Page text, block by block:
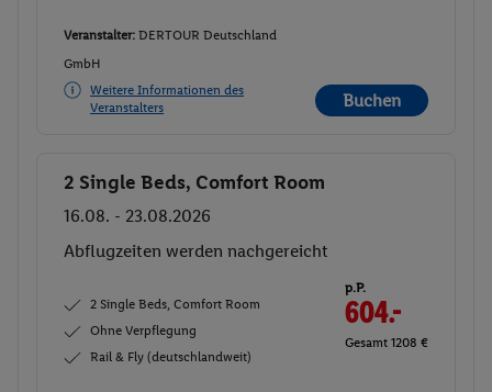
Veranstalter: DERTOUR Deutschland
GmbH
Weitere Informationen des
Veranstalters
Buchen
Buchen
2 Single Beds, Comfort Room
16.08. - 23.08.2026
Abflugzeiten werden nachgereicht
2 Single Beds, Comfort Room
Ohne Verpflegung
Rail & Fly (deutschlandweit)
p.P.
604.-
Gesamt 1208 €